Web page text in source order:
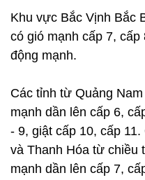
Khu vực Bắc Vịnh Bắc
có gió mạnh cấp 7,
động mạnh.
Các tỉnh từ Quảng
mạnh dần lên cấp 6,
- 9, giật cấp 10, cấp
và Thanh Hóa từ chiều
mạnh dần lên cấp 7,